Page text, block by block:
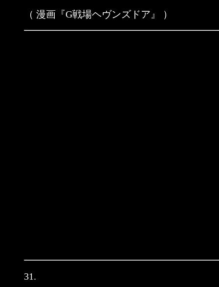
（ 漫画『G戦場ヘヴンズドア』 ）
31.